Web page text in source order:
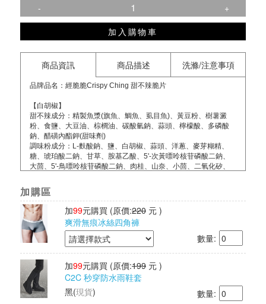
-
+
加入購物車
商品資訊 商品描述 洗滌/注意事項
品牌品名：經脆脆Crispy Ching 甜不辣脆片
【白胡椒】
甜不辣成分：精製魚漿(旗魚、鯛魚、虱目魚)、黃豆粉、樹薯澱
粉、食鹽、大豆油、棕櫚油、碳酸氫鈉、蒜頭、檸檬酸、多磷酸
鈉、醋磺內酯鉀(甜味劑)
調味粉成分：L-麩酸鈉、鹽、白胡椒、蒜頭、洋蔥、麥芽糊精、
糖、琥珀酸二鈉、甘草、胺基乙酸、5'-次黃嘌呤核苷磷酸二鈉、
大茴、5'-鳥嘌呤核苷磷酸二鈉、肉桂、山奈、小茴、二氧化矽、
淨重：約45g/包
【新疆孜然】
甜不辣成分：精製魚漿(旗魚、鯛魚、虱目魚)、黃豆粉、樹薯澱
粉、食鹽、大豆油、棕櫚油、碳酸氫鈉、蒜頭、檸檬酸、多磷酸
鈉、醋磺內酯鉀(甜味劑)
調味粉成分：孜然粉、胡椒粉、L-麩酸鈉、5’-次黃嘌呤核苷磷酸
淨重：約45g/包
【醬燒海苔】
甜不辣成分成分：精製魚漿(旗魚、鯛魚、虱目魚)、黃豆粉、樹薯
加購區
加99元購買 (原價:220 元 )
爽滑無痕冰絲四角褲
數量:
加99元購買 (原價:199 元 )
C2C 秒穿防水雨鞋套
黑(現貨) 數量: